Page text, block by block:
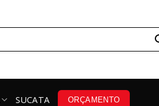
SUCATA ORÇAMENTO